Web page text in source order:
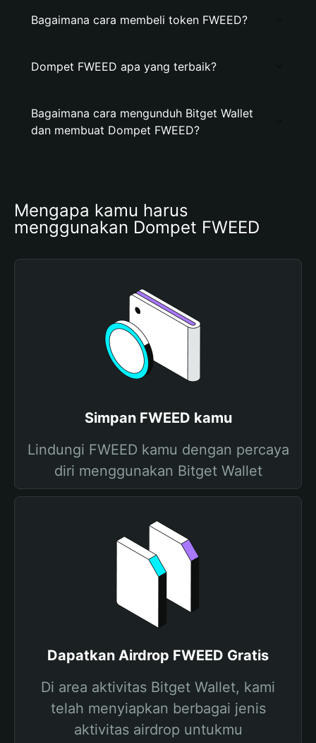
Bagaimana cara membeli token FWEED?
Dompet FWEED apa yang terbaik?
Bagaimana cara mengunduh Bitget Wallet
dan membuat Dompet FWEED?
Mengapa kamu harus
menggunakan Dompet FWEED
Simpan FWEED kamu
Lindungi FWEED kamu dengan percaya
diri menggunakan Bitget Wallet
Dapatkan Airdrop FWEED Gratis
Di area aktivitas Bitget Wallet, kami
telah menyiapkan berbagai jenis
aktivitas airdrop untukmu